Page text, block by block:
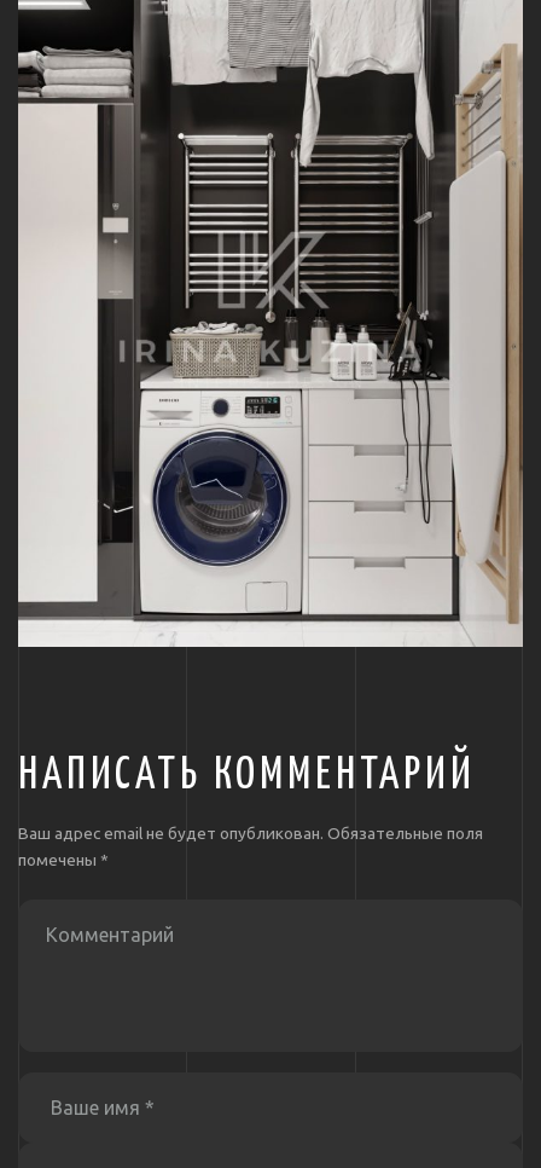
НАПИСАТЬ КОММЕНТАРИЙ
Ваш адрес email не будет опубликован. Обязательные поля
помечены *